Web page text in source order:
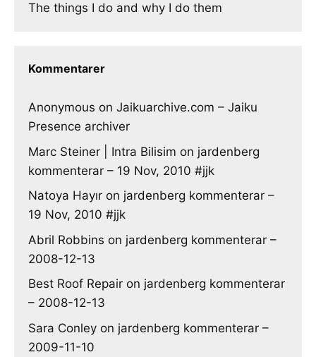
The things I do and why I do them
Kommentarer
Anonymous on Jaikuarchive.com – Jaiku
Presence archiver
Marc Steiner | Intra Bilisim on jardenberg
kommenterar – 19 Nov, 2010 #jjk
Natoya Hayır on jardenberg kommenterar –
19 Nov, 2010 #jjk
Abril Robbins on jardenberg kommenterar –
2008-12-13
Best Roof Repair on jardenberg kommenterar
– 2008-12-13
Sara Conley on jardenberg kommenterar –
2009-11-10